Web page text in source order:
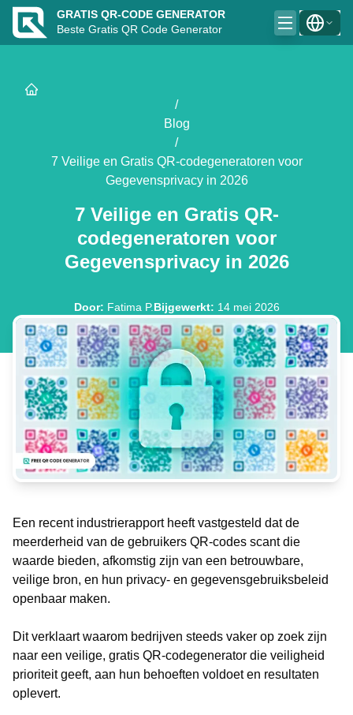
GRATIS QR-CODE GENERATOR
Beste Gratis QR Code Generator
/
Blog
/
7 Veilige en Gratis QR-codegeneratoren voor
Gegevensprivacy in 2026
7 Veilige en Gratis QR-
codegeneratoren voor
Gegevensprivacy in 2026
Door: Fatima P.Bijgewerkt: 14 mei 2026
Een recent industrierapport heeft vastgesteld dat de
meerderheid van de gebruikers QR-codes scant die
waarde bieden, afkomstig zijn van een betrouwbare,
veilige bron, en hun privacy- en gegevensgebruiksbeleid
openbaar maken.
Dit verklaart waarom bedrijven steeds vaker op zoek zijn
naar een veilige, gratis QR-codegenerator die veiligheid
prioriteit geeft, aan hun behoeften voldoet en resultaten
oplevert.